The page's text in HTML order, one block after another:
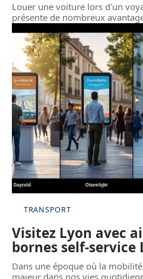
Louer une voiture lors d'un
présente de nombreux
TRANSPORT
Visitez Lyon avec
bornes self-service
Dans une époque où la
majeur dans nos vies